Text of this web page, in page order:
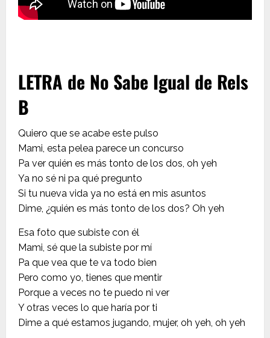
LETRA de No Sabe Igual de Rels
B
Quiero que se acabe este pulso
Mami, esta pelea parece un concurso
Pa ver quién es más tonto de los dos, oh yeh
Ya no sé ni pa qué pregunto
Si tu nueva vida ya no está en mis asuntos
Dime, ¿quién es más tonto de los dos? Oh yeh
Esa foto que subiste con él
Mami, sé que la subiste por mí
Pa que vea que te va todo bien
Pero como yo, tienes que mentir
Porque a veces no te puedo ni ver
Y otras veces lo que haría por ti
Dime a qué estamos jugando, mujer, oh yeh, oh yeh